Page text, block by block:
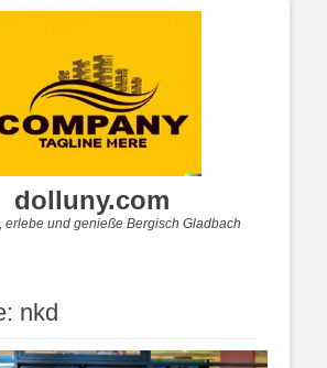
dolluny.com
erlebe und genieße Bergisch Gladbach
nkd